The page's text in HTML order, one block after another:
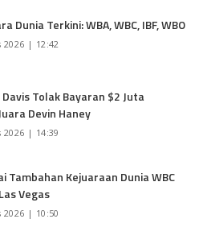
Dunia Terkini: WBA, WBC, IBF, WBO
2026 | 12:42
Tolak Bayaran $2 Juta
Devin Haney
2026 | 14:39
Tambahan Kejuaraan Dunia WBC
Vegas
2026 | 10:50